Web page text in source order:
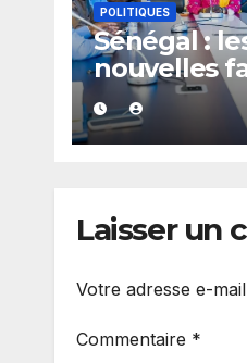
POLITIQUES
Sénégal :
nouvelles
langage
Mara
des
Laisser un
Votre adresse e-
Commentaire *